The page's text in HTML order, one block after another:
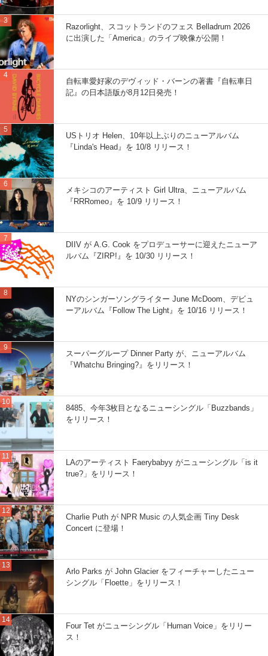
Razorlight、スコットランドのフェス Belladrum 2026
に出演した「America」のライブ映像が公開！
自転車愛好家のデヴィッド・バーンの著書『自転車日
記』の日本語版が8月12日発売！
USトリオ Helen、10年以上ぶりのニューアルバム
『Linda's Head』を 10/8 リリース！
メキシコのアーティスト Girl Ultra、ニューアルバム
『RRRomeo』を 10/9 リリース！
DIIV が A.G. Cook をプロデューサーに迎えたニューア
ルバム『ZIRP!』を 10/30 リリース！
NYのシンガーソングライター June McDoom、デビュ
ーアルバム『Follow The Light』を 10/16 リリース！
スーパーグループ Dinner Party が、ニューアルバム
『Whatchu Bringing?』をリリース！
8485、今年3枚目となるニューシングル「Buzzbands」
をリリース！
LAのアーティスト Faerybabyy がニューシングル「is it
true?」をリリース！
Charlie Puth が NPR Music の人気企画 Tiny Desk
Concert に登場！
Arlo Parks が John Glacier をフィーチャーしたニュー
シングル「Floette」をリリース！
Four Tet がニューシングル「Human Voice」をリリー
ス！